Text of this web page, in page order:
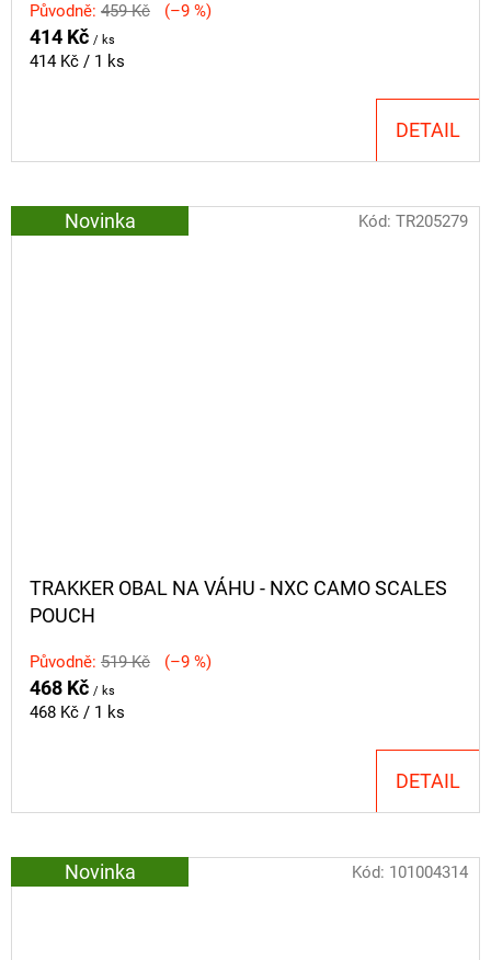
Původně: 459 Kč (–9 %)
414 Kč / ks
Měrná
414 Kč / 1 ks
DETAIL
Novinka
TRAKKER OBAL NA VÁHU - NXC CAMO SCALES
POUCH
Původně: 519 Kč (–9 %)
468 Kč / ks
Měrná
468 Kč / 1 ks
DETAIL
Kód: TR205279
Novinka Kód: 101004314